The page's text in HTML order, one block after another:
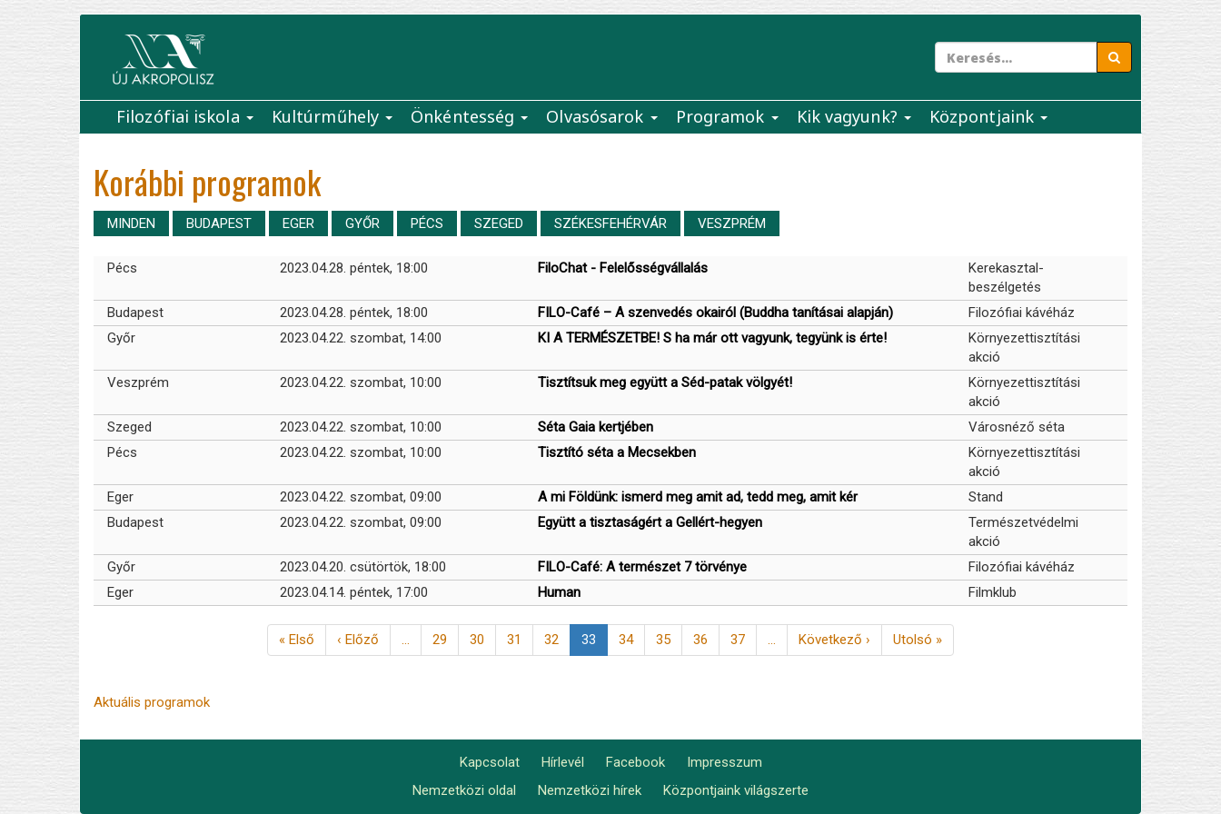
Main
navigation
Filozófiai iskola Kultúrműhely Önkéntesség Olvasósarok Programok Kik vagyunk? Központjaink
Korábbi programok
MINDEN BUDAPEST EGER GYŐR PÉCS SZEGED SZÉKESFEHÉRVÁR VESZPRÉM
Pécs 2023.04.28. péntek, 18:00 FiloChat - Felelősségvállalás
Kerekasztal-
beszélgetés
Budapest
2023.04.28. péntek, 18:00 FILO-Café – A szenvedés okairól (Buddha tanításai alapján)
Filozófiai kávéház
Győr
2023.04.22. szombat, 14:00 KI A TERMÉSZETBE! S ha már ott vagyunk, tegyünk is érte!
Környezettisztítási
akció
Veszprém
2023.04.22. szombat, 10:00 Tisztítsuk meg együtt a Séd-patak völgyét!
Környezettisztítási
akció
Szeged
2023.04.22. szombat, 10:00 Séta Gaia kertjében
Városnéző séta
Pécs
2023.04.22. szombat, 10:00 Tisztító séta a Mecsekben
Környezettisztítási
akció
Eger
2023.04.22. szombat, 09:00 A mi Földünk: ismerd meg amit ad, tedd meg, amit kér
Stand
Budapest
2023.04.22. szombat, 09:00 Együtt a tisztaságért a Gellért-hegyen
Természetvédelmi
akció
Győr
2023.04.20. csütörtök, 18:00 FILO-Café: A természet 7 törvénye
Filozófiai kávéház
Eger
2023.04.14. péntek, 17:00 Human Filmklub
Első
oldal
« Első
Előző
oldal
‹ Előző … Page
29 Page
30 Page
31 Page
32
Jelenlegi
oldal
33 Page
34 Page
35 Page
36 Page
37 …
Következő
oldal
Következő ›
Utolsó
oldal
Utolsó »
Aktuális programok
Footer
Kapcsolat Hírlevél Facebook Impresszum
Nemzetközi oldal Nemzetközi hírek Központjaink világszerte